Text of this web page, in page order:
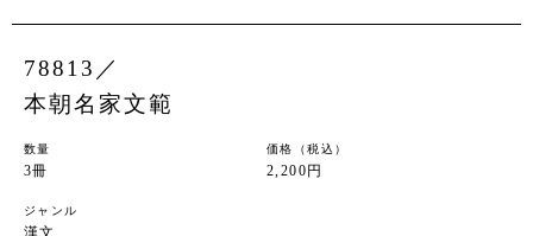
78813／
本朝名家文範
数量
3冊
価格（税込）
2,200円
ジャンル
漢文